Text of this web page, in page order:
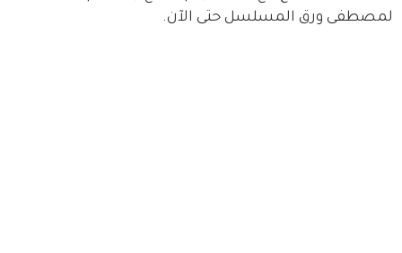
لمصطفى ورق المسلسل حتى الآن.